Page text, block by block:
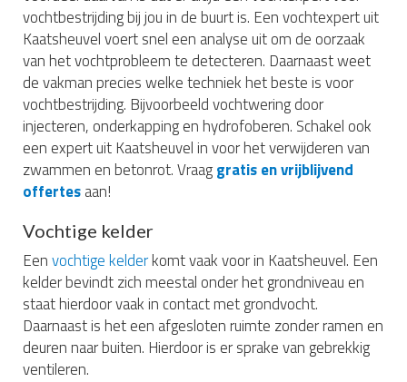
vochtbestrijding bij jou in de buurt is. Een vochtexpert uit
Kaatsheuvel voert snel een analyse uit om de oorzaak
van het vochtprobleem te detecteren. Daarnaast weet
de vakman precies welke techniek het beste is voor
vochtbestrijding. Bijvoorbeeld vochtwering door
injecteren, onderkapping en hydrofoberen. Schakel ook
een expert uit Kaatsheuvel in voor het verwijderen van
zwammen en betonrot. Vraaggratis en vrijblijvend
offertesaan!
Vochtige kelder
Eenvochtige kelderkomt vaak voor in Kaatsheuvel. Een
kelder bevindt zich meestal onder het grondniveau en
staat hierdoor vaak in contact met grondvocht.
Daarnaast is het een afgesloten ruimte zonder ramen en
deuren naar buiten. Hierdoor is er sprake van gebrekkig
ventileren.